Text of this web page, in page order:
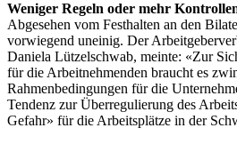
Weniger Regeln oder mehr
Abgesehen vom Festhalten an den
vorwiegend uneinig. Der
Daniela Lützelschwab, meinte: «Zur
für die Arbeitnehmenden braucht es
Rahmenbedingungen für die
Tendenz zur Überregulierung des
Gefahr» für die Arbeitsplätze in der